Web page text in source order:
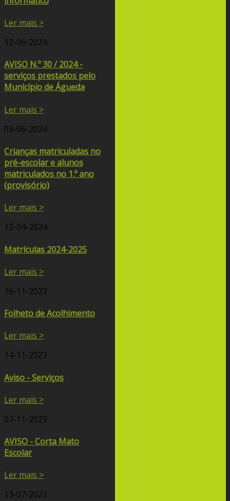
Ler mais >
12-06-2024
AVISO N.º 30 / 2024 -
serviços prestados pelo
Município de Águeda
Ler mais >
03-06-2024
Crianças matriculadas no
pré-escolar e alunos
matriculados no 1.º ano
(provisório)
Ler mais >
12-04-2024
Matrículas 2024-2025
Ler mais >
16-11-2023
Folheto de Acolhimento
Ler mais >
14-11-2023
Aviso - Serviços
Ler mais >
07-11-2023
AVISO - Corta Mato
Escolar
Ler mais >
13-07-2023